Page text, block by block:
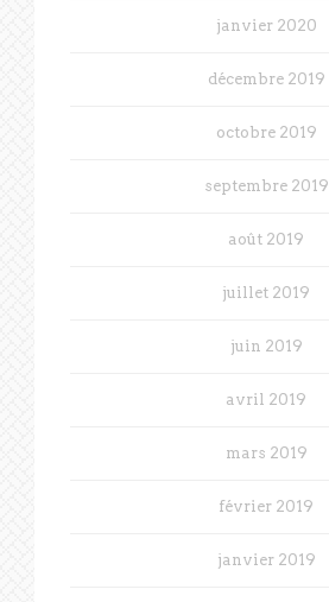
janvier 2020
décembre 2019
octobre 2019
septembre 2019
août 2019
juillet 2019
juin 2019
avril 2019
mars 2019
février 2019
janvier 2019